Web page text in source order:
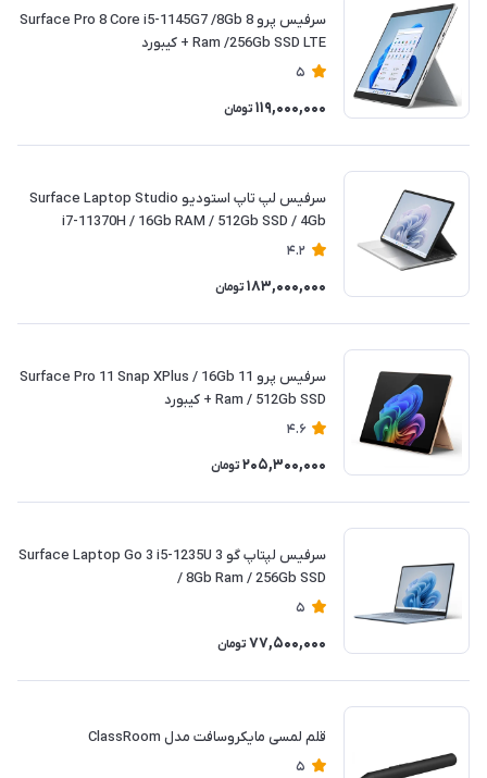
سرفیس پرو 8 Surface Pro 8 Core i5-1145G7 /8Gb
Ram /256Gb SSD LTE + کیبورد
5
119,000,000 تومان
سرفیس لپ تاپ استودیو Surface Laptop Studio
i7-11370H / 16Gb RAM / 512Gb SSD / 4Gb
4.2
183,000,000 تومان
سرفیس پرو 11 Surface Pro 11 Snap XPlus / 16Gb
Ram / 512Gb SSD + کیبورد
4.6
205,300,000 تومان
سرفیس لپتاپ گو 3 Surface Laptop Go 3 i5-1235U
/ 8Gb Ram / 256Gb SSD
5
77,500,000 تومان
قلم لمسی مایکروسافت مدل ClassRoom
5